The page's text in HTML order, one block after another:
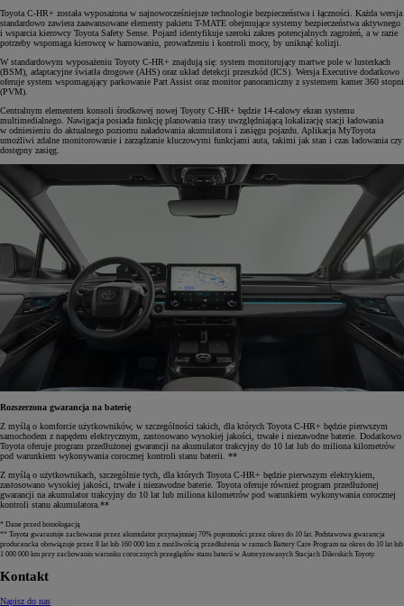
Toyota C-HR+ została wyposażona w najnowocześniejsze technologie bezpieczeństwa i łączności. Każda wersja
standardowo zawiera zaawansowane elementy pakietu T-MATE obejmujące systemy bezpieczeństwa aktywnego
i wsparcia kierowcy Toyota Safety Sense. Pojazd identyfikuje szeroki zakres potencjalnych zagrożeń, a w razie
potrzeby wspomaga kierowcę w hamowaniu, prowadzeniu i kontroli mocy, by uniknąć kolizji.
W standardowym wyposażeniu Toyoty C-HR+ znajdują się: system monitorujący martwe pole w lusterkach
(BSM), adaptacyjne światła drogowe (AHS) oraz układ detekcji przeszkód (ICS). Wersja Executive dodatkowo
oferuje system wspomagający parkowanie Part Assist oraz monitor panoramiczny z systemem kamer 360 stopni
(PVM).
Centralnym elementem konsoli środkowej nowej Toyoty C-HR+ będzie 14-calowy ekran systemu
multimedialnego. Nawigacja posiada funkcję planowania trasy uwzględniającą lokalizację stacji ładowania
w odniesieniu do aktualnego poziomu naładowania akumulatora i zasięgu pojazdu. Aplikacja MyToyota
umożliwi zdalne monitorowanie i zarządzanie kluczowymi funkcjami auta, takimi jak stan i czas ładowania czy
dostępny zasięg.
Rozszerzona gwarancja na baterię
Z myślą o komforcie użytkowników, w szczególności takich, dla których Toyota C-HR+ będzie pierwszym
samochodem z napędem elektrycznym, zastosowano wysokiej jakości, trwałe i niezawodne baterie. Dodatkowo
Toyota oferuje program przedłużonej gwarancji na akumulator trakcyjny do 10 lat lub do miliona kilometrów
pod warunkiem wykonywania corocznej kontroli stanu baterii. **
Z myślą o użytkownikach, szczególnie tych, dla których Toyota C-HR+ będzie pierwszym elektrykiem,
zastosowano wysokiej jakości, trwałe i niezawodne baterie. Toyota oferuje również program przedłużonej
gwarancji na akumulator trakcyjny do 10 lat lub miliona kilometrów pod warunkiem wykonywania corocznej
kontroli stanu akumulatora.**
* Dane przed homologacją
** Toyota gwarantuje zachowanie przez akumulator przynajmniej 70% pojemności przez okres do 10 lat. Podstawowa gwarancja
producencka obowiązuje przez 8 lat lub 160 000 km z możliwością przedłużenia w ramach Battery Care Program na okres do 10 lat lub
1 000 000 km przy zachowaniu warunku corocznych przeglądów stanu baterii w Autoryzowanych Stacjach Dilerskich Toyoty.
Kontakt
Napisz do nas